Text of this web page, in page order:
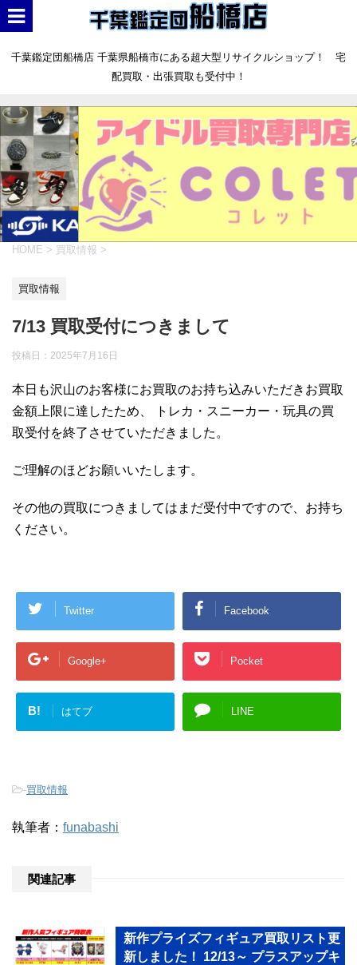
千葉鑑定団船橋店 千葉県船橋市にある超大型リサイクルショップ！ 宅
配買取・出張買取も受付中！
HOME > 買取情報 >
買取情報
7/13 買取受付につきまして
投稿日： 2025年7月16日
本日も沢山のお客様にお買取のお持ち込みいただきお買取
金額上限に達したため、 トレカ・スニーカー・玩具の買
取受付を終了させていただきました。
ご理解のほどお願いいたします。
その他の買取につきましてはまだ受付中ですので、お持ち
ください。
Twitter Facebook
Google+ Pocket
B! はてブ LINE
-買取情報
執筆者： funabashi
関連記事
新作プライズフィギュア買取リスト更
新しました！ 12/13～ プラスアップキ